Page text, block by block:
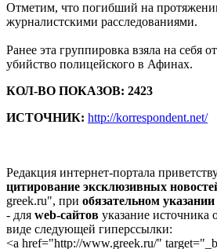
Отметим, что погибший на
журналистскими расследованиями.
Ранее эта группировка взяла на себя
убийство полицейского в Афинах.
КОЛ-ВО ПОКАЗОВ: 2423
ИСТОЧНИК: http://korrespondent.net/
Редакция интернет-портала
цитирование эксклюзивных
greek.ru", при обязательном
- для web-сайтов указание источника
виде следующей гиперссылки:
<a href="http://www.greek.ru/"